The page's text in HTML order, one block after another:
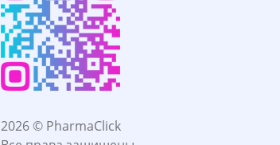
2026 © PharmaClick